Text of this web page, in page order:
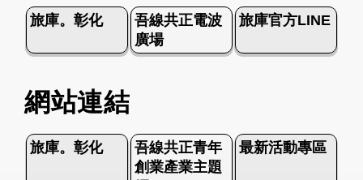
旅庫。彰化
吾線共正電波
廣場
旅庫官方LINE
網站連結
旅庫。彰化
吾線共正青年
創業產業主題
最新活動專區